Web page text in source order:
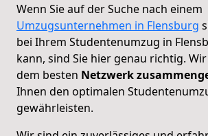
Wenn Sie auf der Suche nach einem
Umzugsunternehmen in Flensburg
bei Ihrem Studentenumzug in
kann, sind Sie hier genau richtig.
dem besten Netzwerk
Ihnen den optimalen
gewährleisten.